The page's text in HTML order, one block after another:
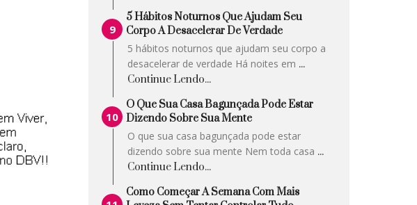
5 Hábitos Noturnos Que Ajudam Seu
Corpo A Desacelerar De Verdade
5 hábitos noturnos que ajudam seu corpo a
desacelerar de verdade Há noites em ...
Continue Lendo...
O Que Sua Casa Bagunçada Pode Estar
Dizendo Sobre Sua Mente
O que sua casa bagunçada pode estar
dizendo sobre sua mente Nem toda casa ...
Continue Lendo...
Como Começar A Semana Com Mais